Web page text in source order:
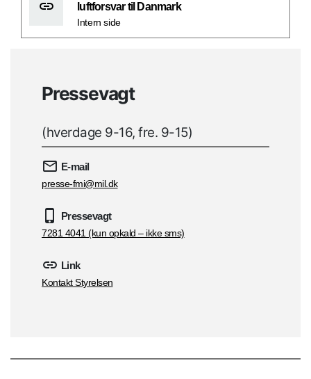
luftforsvar til Danmark
Intern side
Pressevagt
(hverdage 9-16, fre. 9-15)
E-mail
presse-fmi@mil.dk
Pressevagt
7281 4041 (kun opkald – ikke sms)
Link
Kontakt Styrelsen